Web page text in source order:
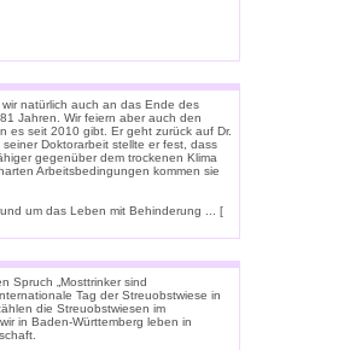
natürlich auch an das Ende des
Jahren. Wir feiern aber auch den
es seit 2010 gibt. Er geht zurück auf Dr.
Doktorarbeit stellte er fest, dass
gegenüber dem trockenen Klima
Arbeitsbedingungen kommen sie
um das Leben mit Behinderung ... [
Spruch „Mosttrinker sind
Tag der Streuobstwiese in
die Streuobstwiesen im
in Baden-Württemberg leben in